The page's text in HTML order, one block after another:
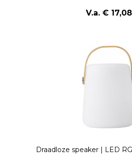
V.a. € 17,08
Draadloze speaker | LED